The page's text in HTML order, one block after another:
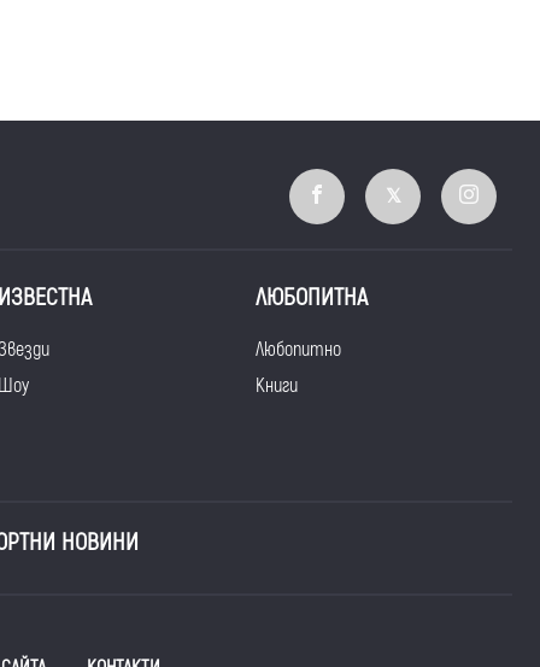
ИЗВЕСТНА
Шоу
ЛЮБОПИТНА
Любопитно
Книги
НОВИНИ